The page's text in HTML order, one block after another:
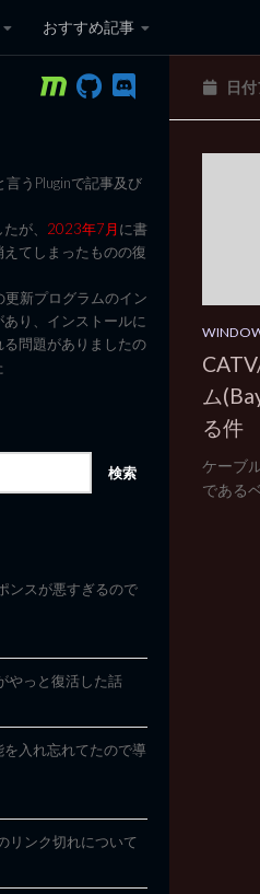
おすすめ記事
ンピュータ
日
ム
る件
ケーブ
である
言うPluginで記事及び
が、 2023年7月に書
てしまったものの復
新プログラムのイン
り、インストールに
問題がありましたの
ンスが悪すぎるので
やっと復活した話
入れ忘れてたので導
リンク切れについて